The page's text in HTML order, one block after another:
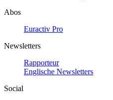
Abos
Euractiv Pro
Newsletters
Rapporteur
Englische Newsletters
Social